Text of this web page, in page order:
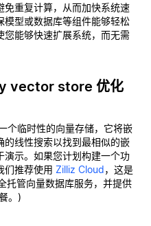
免重复计算，从而加快系统速
模型或数据库等组件能够轻松
您能够快速扩展系统，而无需
vector store 优化
个临时性的向量存储，它将嵌
的线性搜索以找到最相似的嵌
演示。如果您计划构建一个功
们推荐使用 Zilliz Cloud，这是
托管向量数据库服务，并提供
。)